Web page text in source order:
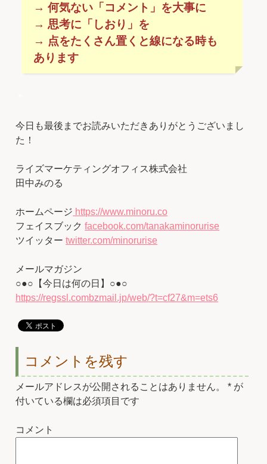
→ 何気ない「コメント」を大事に
→ 思考に「しおり」を
→ 点をたくさん置くと線になる時も
あります
今日も最後までお読みいただきありがとうございまし
た！
ライズマーケティングオフィス株式会社
田中みのる
ホームページ https://www.minoru.co
フェイスブックfacebook.com/tanakaminorurise
ツイッターtwitter.com/minorurise
メールマガジン
○●○【今日は何の日】○●○
https://regssl.combzmail.jp/web/?t=cf27&m=ets6
コメントを残す
メールアドレスが公開されることはありません。 * が
付いている欄は必須項目です
コメント